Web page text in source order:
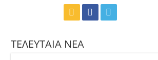
ΤΕΛΕΥΤΑΙΑ ΝΕΑ